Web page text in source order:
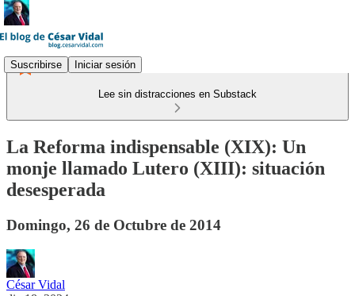
Suscribirse Iniciar sesión
Lee sin distracciones en Substack
La Reforma indispensable (XIX): Un
monje llamado Lutero (XIII): situación
desesperada
Domingo, 26 de Octubre de 2014
César Vidal